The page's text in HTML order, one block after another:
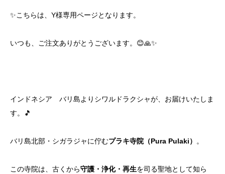
✨こちらは、Y様専用ページとなります。
いつも、ご注文ありがとうございます。😊🙏✨
インドネシア バリ島よりシワルドラクシャが、お届けいたしま
す。🎵
バリ島北部・シガラジャに佇むプラキ寺院（Pura Pulaki） 。
この寺院は、古くから守護・浄化・再生を司る聖地として知ら